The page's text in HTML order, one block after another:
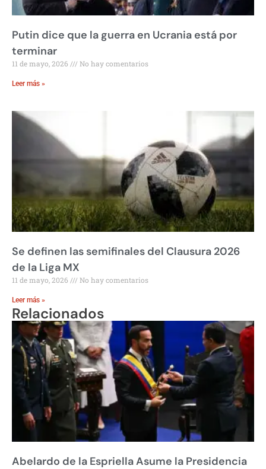
Putin dice que la guerra en Ucrania está por
terminar
11 de mayo, 2026 No hay comentarios
Leer más »
Se definen las semifinales del Clausura 2026
de la Liga MX
11 de mayo, 2026 No hay comentarios
Leer más »
Relacionados
Abelardo de la Espriella Asume la Presidencia